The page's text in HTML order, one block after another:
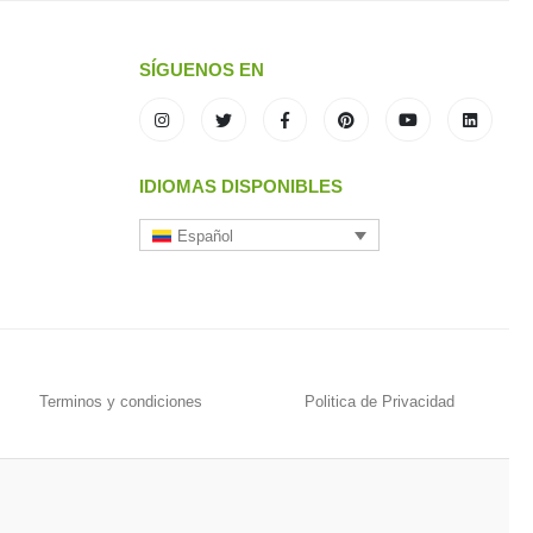
SÍGUENOS EN
IDIOMAS DISPONIBLES
Español
Terminos y condiciones Politica de Privacidad